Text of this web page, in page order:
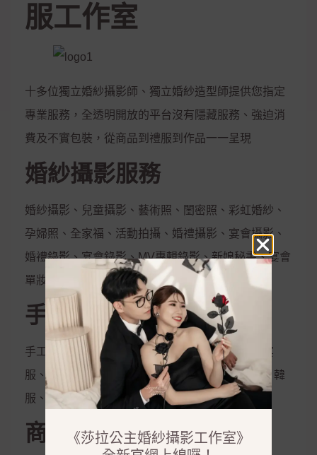
服工作室
十多位獨立婚紗攝影師、獨立婚紗造型師提供您指定
專業服務，全透明開放的平台沒有隱藏服務、強迫消
費及不實包裝，從商品到禮服到作品一一呈現
婚紗攝影服務
婚紗攝影、兒童攝影、藝術照、閨密照、彩虹婚紗、
孕婦照、全家福、活動拍攝、婚禮攝影、宴會攝影、
婚禮錄影、宴會錄影、MV專輯錄影、新娘秘書、宴會
單妝
手工禮服出租
手工白紗、手工晚禮服、紳士西服、媽媽服、晚宴
服、伴娘服、孕婦禮服、秀和服、龍鳳掛、唐服、韓
服、花童服
商品銷售《莎拉公主婚紗攝影工作室》